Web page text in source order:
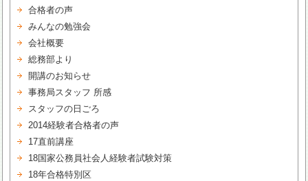
合格者の声
みんなの勉強会
会社概要
総務部より
開講のお知らせ
事務局スタッフ 所感
スタッフの日ごろ
2014経験者合格者の声
17直前講座
18国家公務員社会人経験者試験対策
18年合格特別区